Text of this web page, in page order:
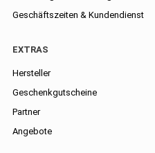
Geschäftszeiten & Kundendienst
EXTRAS
Hersteller
Geschenkgutscheine
Partner
Angebote